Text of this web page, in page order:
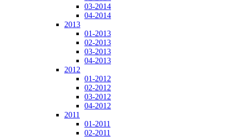
03-2014
04-2014
2013
01-2013
02-2013
03-2013
04-2013
2012
01-2012
02-2012
03-2012
04-2012
2011
01-2011
02-2011